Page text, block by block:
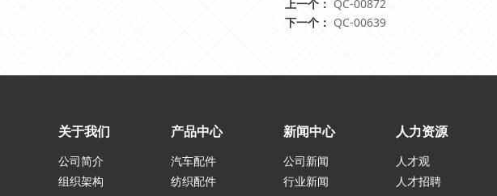
上一个： QC-00872
下一个： QC-00639
关于我们
公司简介
组织架构
产品中心
汽车配件
纺织配件
新闻中心
公司新闻
行业新闻
人力资源
人才观
人才招聘